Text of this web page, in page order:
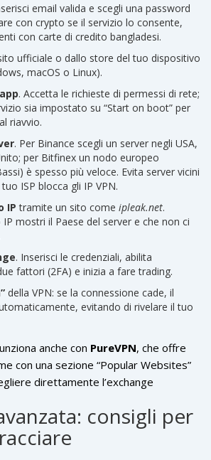
email valida e scegli una password
con crypto se il servizio lo consente,
con carte di credito bangladesi.
ufficiale o dallo store del tuo dispositivo
macOS o Linux).
. Accetta le richieste di permessi di rete;
sia impostato su “Start on boot” per
riavvio.
. Per Binance scegli un server negli USA,
per Bitfinex un nodo europeo
è spesso più veloce. Evita server vicini
ISP blocca gli IP VPN.
IP tramite un sito come ipleak.net.
mostri il Paese del server e che non ci
. Inserisci le credenziali, abilita
fattori (2FA) e inizia a fare trading.
della VPN: se la connessione cade, il
evitando di rivelare il tuo
anche con PureVPN, che offre
con una sezione “Popular Websites”
direttamente l’exchange
consigli per